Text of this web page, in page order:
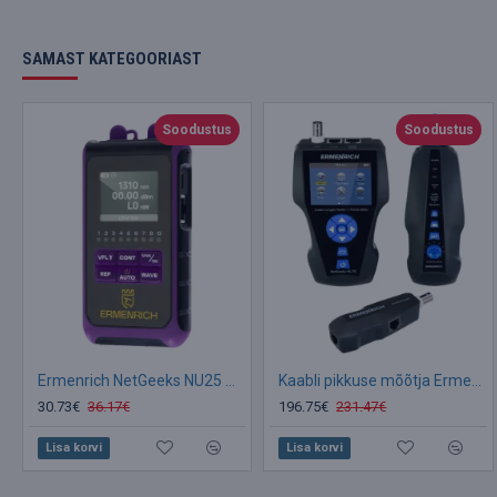
SAMAST KATEGOORIAST
Soodustus
30.73€ 36.17€
Lisa korvi
Soodustus
196.75€ 231.47€
Lisa korvi